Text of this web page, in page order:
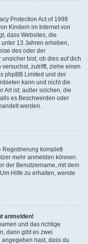
Protection Act of 1998
Kindern im Internet von
dass Websites, die
13 Jahren erheben,
des oder der
bist, ob dies auf dich
zutrifft, ziehe einen
phpBB Limited und der
kann und nicht die
Art ist; außer solchen, die
es Beschwerden oder
werden.
Registrierung komplett
mehr anmelden können.
der Benutzername, mit dem
Hilfe zu erhalten, wende
anmelden!
und das richtige
dann gibt es zwei
angegeben hast, dass du